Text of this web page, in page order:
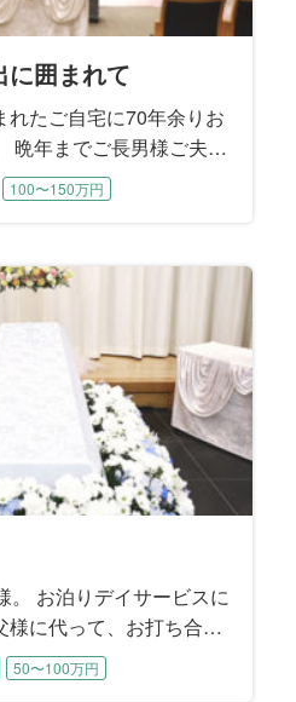
に囲まれて
れたご自宅に70年余りお
晩年までご長男様ご夫婦
ごされました。 ご性格は
、地元にはお友達もたく
の度は8年前にご主人様
せていただいたご縁で
た。
100〜150万円
。 お泊りデイサービスに
様に代って、お打ち合わ
様と旦那様にご同席いた
施主をお務めになりま
50〜100万円